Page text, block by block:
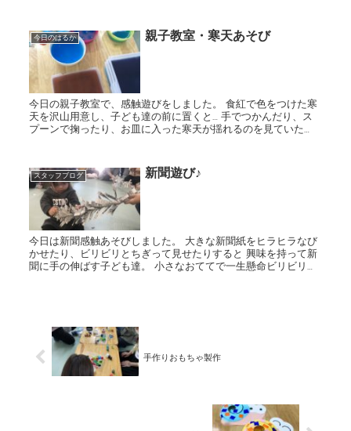
今日のはるか 親子教室・寒天あそび
今日の親子教室で、感触遊びをしました。 食紅で色をつけた寒
天を沢山用意し、子ども達の前に置くと… 手でつかんだり、ス
プーンで掬ったり、お皿に入った寒天が揺れるのを見ていた
スタッフブログ 新聞遊び♪
今日は新聞感触あそびしました。 大きな新聞紙をヒラヒラなび
かせたり、ビリビリとちぎって見せたりすると 興味を持って新
聞に手の伸ばす子ども達。 小さなおててで一生懸命ビリビリと
手作りおもちゃ製作